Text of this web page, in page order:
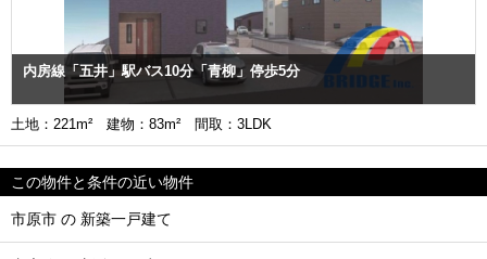
内房線「五井」駅バス10分「青柳」停歩5分
土地：221m² 建物：83m² 間取：3LDK
この物件と条件の近い物件
市原市 の 新築一戸建て